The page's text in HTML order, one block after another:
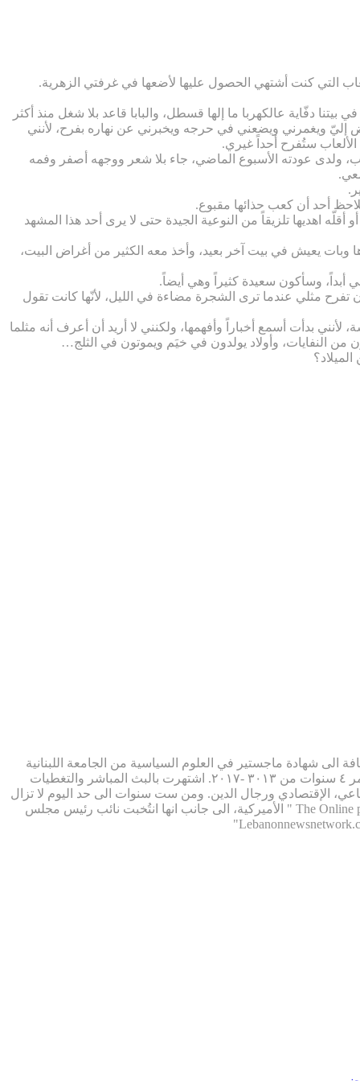
بيتنا دفّاية عالكهربا ما إلها قسطل، والبابا قاعد بلا شغل منذ أكثر
إليّ ويغمرني ويضعني في حرجه ويخبرني عن نهاره بفرح، لأنني
الألعاب ستُفرح أحداً غيري.
ولدى عودته الأسبوع الماضي، جاء بلا شعر ووجهه أصفر وفمه
أحد أن كعب حذائها مقبوع.
اهديها تلزيقاً من النوعية الجيدة حتى لا يرى أحد هذا المشهد
وبات يعيش في بيت آخر بعيد، وأخذ معه الكثير من أغراض البيت،
تفرح مثلي عندما ترى الشجرة مضاءة في الليل، لأنّها كانت تقول
بدأت أسمع أخباراً وأفهمها، ولكنني لا أريد أن أعرف أنه مثلما
من النفايات، وأولاد يولدون في خيَم ويموتون في الثلج…
الى شهادة ماجستير في العلوم السياسية من الجامعة اللبنانية
زحلة. تحولت فوراً الى العمل التلفزيوني في قناة ال mtv اللبنانية. كما برزت في العمل الاذاعي حيث قدمت برنامج حواري أسبوعي الذي استمر ٤ سنوات من ٣٠١٣ -٢٠١٧. اشتهرت بالبث المباشر والتغطيات
الإقتصادي ورجال الدين. ومن ست سنوات الى حد اليوم لا تزال
جيسيكا تواصل عملها على اكثر من ٤٠ موقعاً الكترونياً عالمياً ( نيويورك، لندن، اكوادور، فانواتو، اوكرانيا، والسويد) تابعة لمجموعة " The Online publishers " الأميركية، الى جانب انها انتُخبت نائب رئيس مجلس